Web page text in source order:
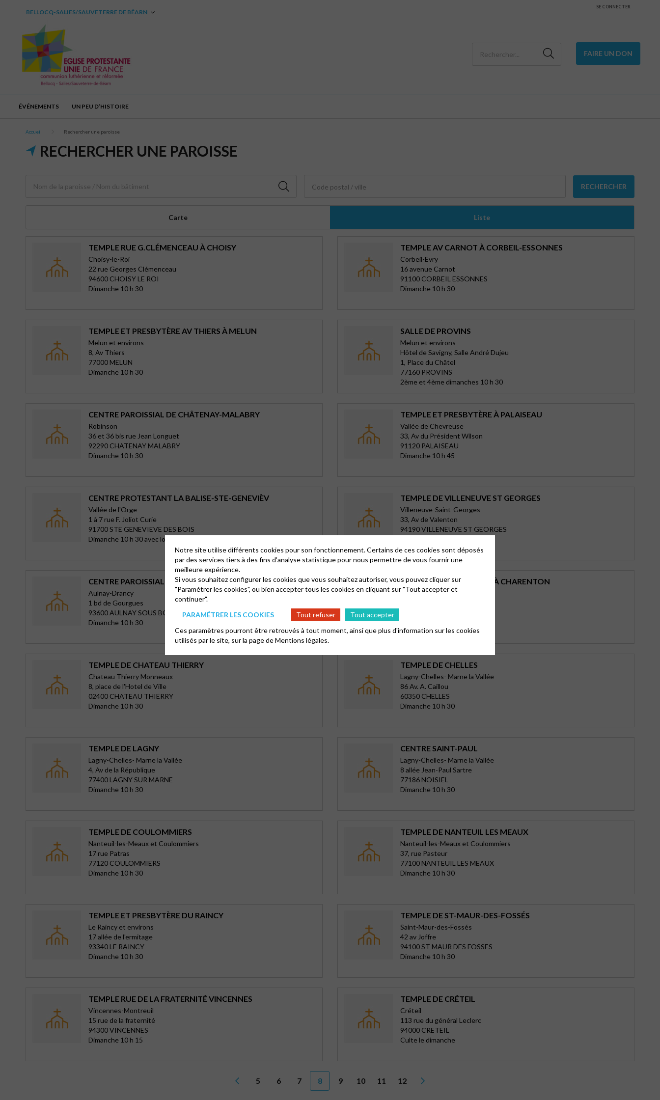
BELLOCQ-SALIES/SAUVETERRE DE BÉARN
SE CONNECTER
FAIRE UN DON
ÉVÉNEMENTS UN PEU D’HISTOIRE
Accueil Rechercher une paroisse
RECHERCHER UNE PAROISSE
Code postal / ville RECHERCHER
Carte Liste
TEMPLE RUE G.CLÉMENCEAU À CHOISY
Choisy-le-Roi
22 rue Georges Clémenceau
94600 CHOISY LE ROI
Dimanche 10 h 30
TEMPLE AV CARNOT À CORBEIL-ESSONNES
Corbeil-Evry
16 avenue Carnot
91100 CORBEIL ESSONNES
Dimanche 10 h 30
TEMPLE ET PRESBYTÈRE AV THIERS À MELUN
Melun et environs
8, Av Thiers
77000 MELUN
Dimanche 10 h 30
SALLE DE PROVINS
Melun et environs
Hôtel de Savigny, Salle André Dujeu
1, Place du Châtel
77160 PROVINS
2ème et 4ème dimanches 10 h 30
CENTRE PAROISSIAL DE CHÂTENAY-MALABRY
Robinson
36 et 36 bis rue Jean Longuet
92290 CHATENAY MALABRY
Dimanche 10 h 30
TEMPLE ET PRESBYTÈRE À PALAISEAU
Vallée de Chevreuse
33, Av du Président Wilson
91120 PALAISEAU
Dimanche 10 h 45
CENTRE PROTESTANT LA BALISE-STE-GENEVIÈV
Vallée de l'Orge
1 à 7 rue F. Joliot Curie
91700 STE GENEVIEVE DES BOIS
Dimanche 10 h 30 avec louanges à 10 h
TEMPLE DE VILLENEUVE ST GEORGES
Villeneuve-Saint-Georges
33, Av de Valenton
94190 VILLENEUVE ST GEORGES
CENTRE PAROISSIAL D’AULNAY-SOUS-BOIS
Aulnay-Drancy
1 bd de Gourgues
93600 AULNAY SOUS BOIS
Dimanche 10 h 30
TEMPLE ET PRESBYTÈRE À CHARENTON
Charenton
TEMPLE DE CHATEAU THIERRY
Chateau Thierry Monneaux
8, place de l'Hotel de Ville
02400 CHATEAU THIERRY
Dimanche 10 h 30
TEMPLE DE CHELLES
Lagny-Chelles- Marne la Vallée
86 Av. A. Caillou
60350 CHELLES
Dimanche 10 h 30
TEMPLE DE LAGNY
Lagny-Chelles- Marne la Vallée
4, Av de la République
77400 LAGNY SUR MARNE
Dimanche 10 h 30
CENTRE SAINT-PAUL
Lagny-Chelles- Marne la Vallée
8 allée Jean-Paul Sartre
77186 NOISIEL
Dimanche 10 h 30
TEMPLE DE COULOMMIERS
Nanteuil-les-Meaux et Coulommiers
17 rue Patras
77120 COULOMMIERS
Dimanche 10 h 30
TEMPLE DE NANTEUIL LES MEAUX
Nanteuil-les-Meaux et Coulommiers
37, rue Pasteur
77100 NANTEUIL LES MEAUX
Dimanche 10 h 30
TEMPLE ET PRESBYTÈRE DU RAINCY
Le Raincy et environs
17 allée de l'ermitage
93340 LE RAINCY
Dimanche 10 h 30
TEMPLE DE ST-MAUR-DES-FOSSÉS
Saint-Maur-des-Fossés
42 av Joffre
94100 ST MAUR DES FOSSES
Dimanche 10 h 30
TEMPLE RUE DE LA FRATERNITÉ VINCENNES
Vincennes-Montreuil
15 rue de la fraternité
94300 VINCENNES
Dimanche 10 h 15
TEMPLE DE CRÉTEIL
Créteil
113 rue du général Leclerc
94000 CRETEIL
Culte le dimanche
5 6 7 8 9 10 11 12
Notre site utilise différents cookies pour son fonctionnement. Certains de ces cookies sont déposés
par des services tiers à des fins d'analyse statistique pour nous permettre de vous fournir une
meilleure expérience.
Si vous souhaitez configurer les cookies que vous souhaitez autoriser, vous pouvez cliquer sur
"Paramétrer les cookies", ou bien accepter tous les cookies en cliquant sur "Tout accepter et
continuer".
PARAMÉTRER LES COOKIES
Tout refuser
Tout accepter
Ces paramètres pourront être retrouvés à tout moment, ainsi que plus d'information sur les cookies
utilisés par le site, sur la page deMentions légales.